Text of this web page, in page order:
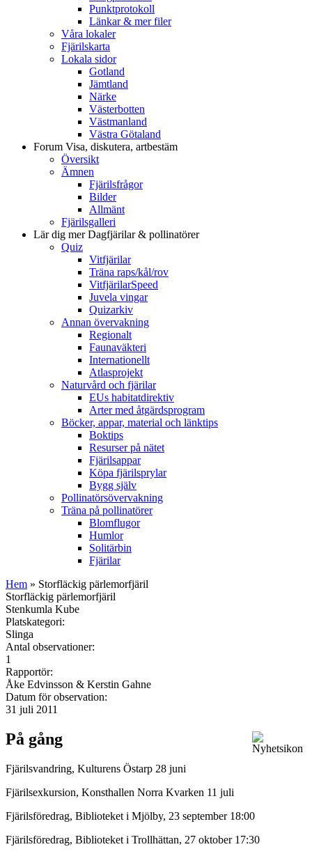
Punktprotokoll
Länkar & mer filer
Våra lokaler
Fjärilskarta
Lokala sidor
Gotland
Jämtland
Närke
Västerbotten
Västmanland
Västra Götaland
Forum Visa, diskutera, artbestäm
Översikt
Ämnen
Fjärilsfrågor
Bilder
Allmänt
Fjärilsgalleri
Lär dig merDagfjärilar & pollinatörer
Quiz
Vitfjärilar
Träna raps/kål/rov
VitfjärilarSpeed
Juvela vingar
Quizarkiv
Annan övervakning
Regionalt
Faunaväkteri
Internationellt
Atlasprojekt
Naturvård och fjärilar
EUs habitatdirektiv
Arter med åtgärdsprogram
Böcker, appar, material och länktips
Boktips
Resurser på nätet
Fjärilsappar
Köpa fjärilsprylar
Bygg själv
Pollinatörsövervakning
Träna på pollinatörer
Blomflugor
Humlor
Solitärbin
Fjärilar
Hem » Storfläckig pärlemorfjäril
Storfläckig pärlemorfjäril
Stenkumla Kube
Platskategori:
Slinga
Antal observationer:
1
Rapportör:
Åke Edvinsson & Kerstin Gahne
Datum för observation:
31 juli 2011
På gång
Fjärilsvandring, Kulturens Östarp 28 juni
Fjärilsexkursion, Konsthallen Norra Kvarken 11 juli
Fjärilsföredrag, Biblioteket i Mjölby, 23 september 18:00
Fjärilsföredrag, Biblioteket i Trollhättan, 27 oktober 17:30